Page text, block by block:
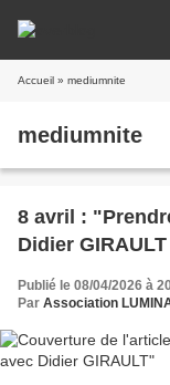
Accueil » mediumnite
mediumnite
8 avril :
Didier GIRAULT
Publié le 08/04/2026 à
Par Association